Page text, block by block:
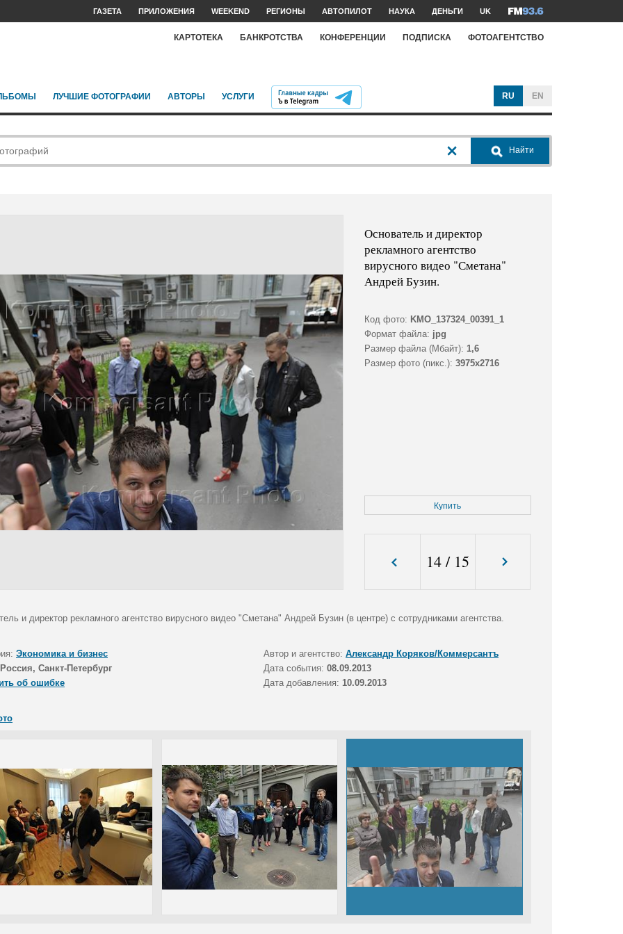
ГАЗЕТА ПРИЛОЖЕНИЯ WEEKEND РЕГИОНЫ АВТОПИЛОТ НАУКА ДЕНЬГИ UK
КАРТОТЕКА БАНКРОТСТВА КОНФЕРЕНЦИИ ПОДПИСКА ФОТОАГЕНТСТВО
ЛУЧШИЕ ФОТОГРАФИИ АВТОРЫ УСЛУГИ RU EN
Найти
Основатель и директор
рекламного агентство
вирусного видео "Сметана"
Андрей Бузин.
Код фото: KMO_137324_00391_1
Формат файла: jpg
Размер файла (Мбайт): 1,6
Размер фото (пикс.): 3975x2716
Купить
14/ 15
и директор рекламного агентство вирусного видео "Сметана" Андрей Бузин (в центре) с сотрудниками агентства.
Экономика и бизнес Автор и агентство: Александр Коряков/Коммерсантъ
Россия, Санкт-Петербург Дата события: 08.09.2013
об ошибке
Дата добавления: 10.09.2013